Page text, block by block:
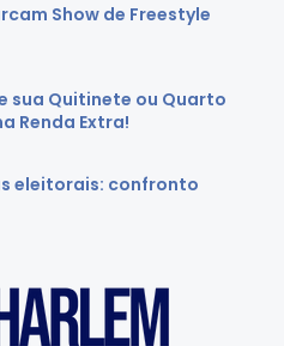
Show de Freestyle
sua Quitinete ou Quarto
Renda Extra!
eleitorais: confronto